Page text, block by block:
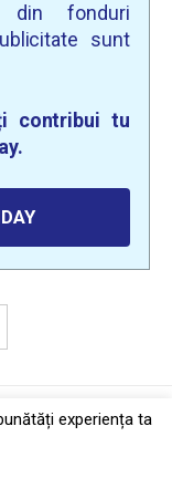
fonduri
sunt
contribui tu
experiența ta